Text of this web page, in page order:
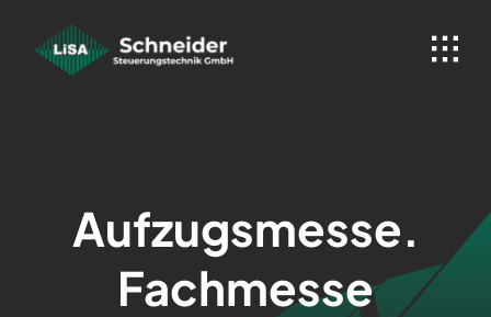
Aufzugsmesse.
Fachmesse